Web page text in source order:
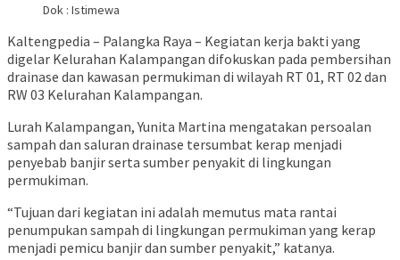
Dok : Istimewa
Kaltengpedia – Palangka Raya – Kegiatan kerja bakti yang
digelar Kelurahan Kalampangan difokuskan pada pembersihan
drainase dan kawasan permukiman di wilayah RT 01, RT 02 dan
RW 03 Kelurahan Kalampangan.
Lurah Kalampangan,Yunita Martina mengatakan persoalan
sampah dan saluran drainase tersumbat kerap menjadi
penyebab banjir serta sumber penyakit di lingkungan
permukiman.
“Tujuan dari kegiatan ini adalah memutus mata rantai
penumpukan sampah di lingkungan permukiman yang kerap
menjadi pemicu banjir dan sumber penyakit,” katanya.